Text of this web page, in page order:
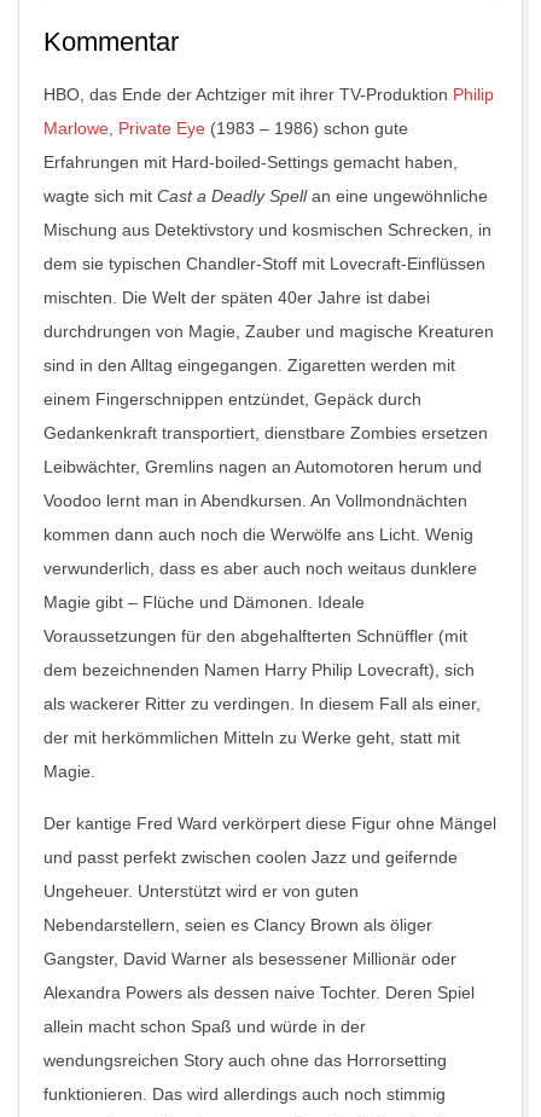
Kommentar
HBO, das Ende der Achtziger mit ihrer TV-Produktion Philip
Marlowe, Private Eye (1983 – 1986) schon gute
Erfahrungen mit Hard-boiled-Settings gemacht haben,
wagte sich mit Cast a Deadly Spellan eine ungewöhnliche
Mischung aus Detektivstory und kosmischen Schrecken, in
dem sie typischen Chandler-Stoff mit Lovecraft-Einflüssen
mischten. Die Welt der späten 40er Jahre ist dabei
durchdrungen von Magie, Zauber und magische Kreaturen
sind in den Alltag eingegangen. Zigaretten werden mit
einem Fingerschnippen entzündet, Gepäck durch
Gedankenkraft transportiert, dienstbare Zombies ersetzen
Leibwächter, Gremlins nagen an Automotoren herum und
Voodoo lernt man in Abendkursen. An Vollmondnächten
kommen dann auch noch die Werwölfe ans Licht. Wenig
verwunderlich, dass es aber auch noch weitaus dunklere
Magie gibt – Flüche und Dämonen. Ideale
Voraussetzungen für den abgehalfterten Schnüffler (mit
dem bezeichnenden Namen Harry Philip Lovecraft), sich
als wackerer Ritter zu verdingen. In diesem Fall als einer,
der mit herkömmlichen Mitteln zu Werke geht, statt mit
Magie.
Der kantige Fred Ward verkörpert diese Figur ohne Mängel
und passt perfekt zwischen coolen Jazz und geifernde
Ungeheuer. Unterstützt wird er von guten
Nebendarstellern, seien es Clancy Brown als öliger
Gangster, David Warner als besessener Millionär oder
Alexandra Powers als dessen naive Tochter. Deren Spiel
allein macht schon Spaß und würde in der
wendungsreichen Story auch ohne das Horrorsetting
funktionieren. Das wird allerdings auch noch stimmig